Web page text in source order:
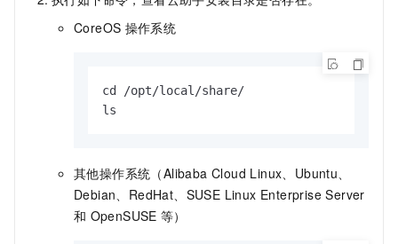
CoreOS 操作系统
cd /opt/local/share/
ls
其他操作系统（Alibaba Cloud Linux、Ubuntu、
Debian、RedHat、SUSE Linux Enterprise Server
和 OpenSUSE 等）